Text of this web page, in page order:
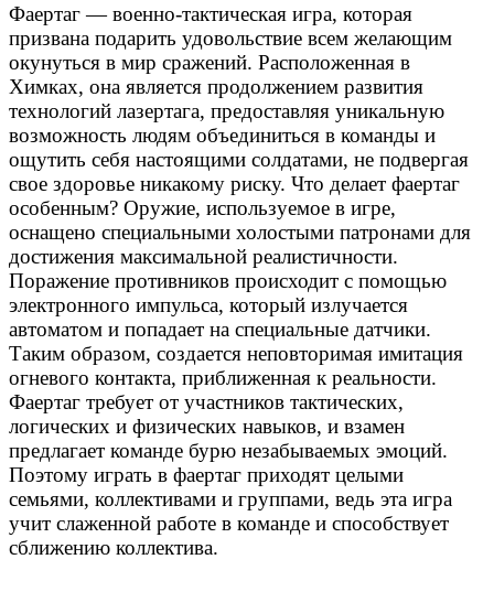
Фаертаг — военно-тактическая игра, которая
призвана подарить удовольствие всем желающим
окунуться в мир сражений. Расположенная в
Химках, она является продолжением развития
технологий лазертага, предоставляя уникальную
возможность людям объединиться в команды и
ощутить себя настоящими солдатами, не подвергая
свое здоровье никакому риску. Что делает фаертаг
особенным? Оружие, используемое в игре,
оснащено специальными холостыми патронами для
достижения максимальной реалистичности.
Поражение противников происходит с помощью
электронного импульса, который излучается
автоматом и попадает на специальные датчики.
Таким образом, создается неповторимая имитация
огневого контакта, приближенная к реальности.
Фаертаг требует от участников тактических,
логических и физических навыков, и взамен
предлагает команде бурю незабываемых эмоций.
Поэтому играть в фаертаг приходят целыми
семьями, коллективами и группами, ведь эта игра
учит слаженной работе в команде и способствует
сближению коллектива.